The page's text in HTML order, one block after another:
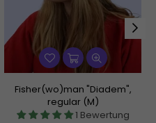
Fisher(wo)man "Diadem",
regular (M)
1 Bewertung